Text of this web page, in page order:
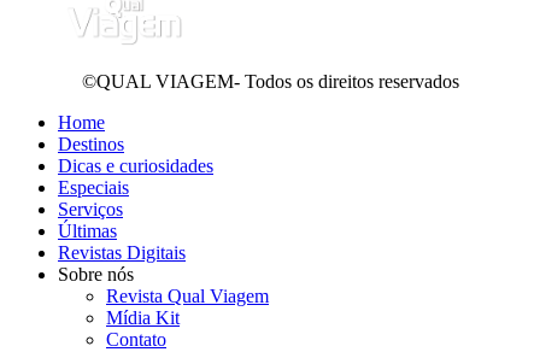
©QUAL VIAGEM- Todos os direitos reservados
Home
Destinos
Dicas e curiosidades
Especiais
Serviços
Últimas
Revistas Digitais
Sobre nós
Revista Qual Viagem
Mídia Kit
Contato